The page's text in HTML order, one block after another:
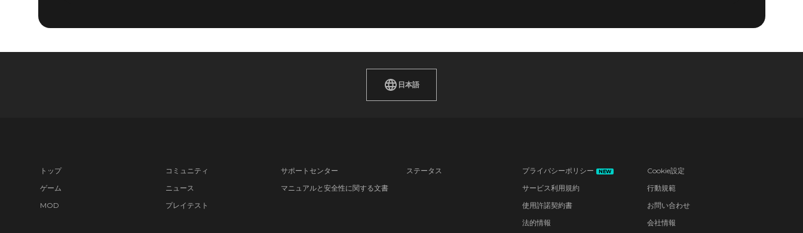
日本語
トップ
ゲーム
MOD
コミュニティ
ニュース
プレイテスト
サポートセンター
マニュアルと安全性に関する文書
ステータス プライバシーポリシー NEW
サービス利用規約
使用許諾契約書
法的情報
Cookie設定
行動規範
お問い合わせ
会社情報